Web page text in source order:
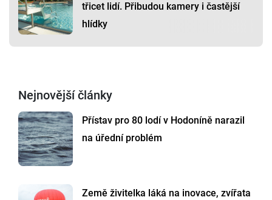
třicet lidí. Přibudou kamery i častější
hlídky
Nejnovější články
Přístav pro 80 lodí v Hodoníně narazil
na úřední problém
Země živitelka láká na inovace, zvířata